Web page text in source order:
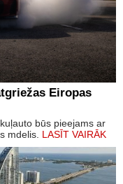
Eiropas
būs pieejams ar
mdelis. LASĪT VAIRĀK